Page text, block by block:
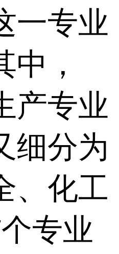
一专业
中，
产专业
细分为
、化工
专业